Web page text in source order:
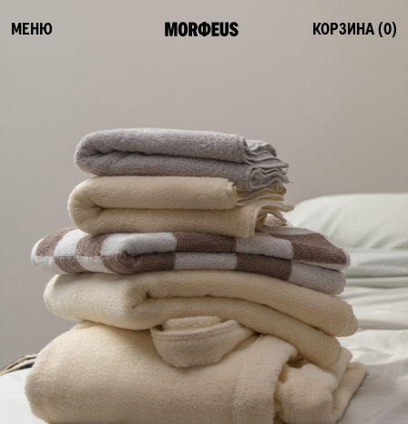
МЕНЮ КОРЗИНА (0)
ФЛЕШ-РАСПРОДАЖА
НОВИНКИ
ПОСТЕЛЬНОЕ БЕЛЬЕ
ОДЕЯЛА-КОМФОРТЕРЫ